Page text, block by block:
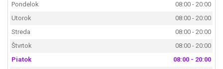
Pondelok
08:00 - 20:00
Utorok
08:00 - 20:00
Streda
08:00 - 20:00
Štvrtok
08:00 - 20:00
Piatok
08:00 - 20:00